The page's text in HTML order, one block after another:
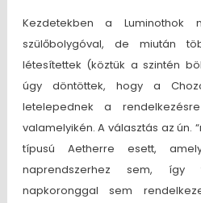
Kezdetekben a Luminothok
szülőbolygóval, de miután
létesítettek (köztük a szintén
úgy döntöttek, hogy a
letelepednek a
valamelyikén. A választás az ún.
típusú Aetherre esett,
naprendszerhez sem, így
napkoronggal sem